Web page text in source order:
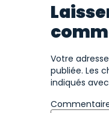
Votre
publiée. Les
indiqués avec